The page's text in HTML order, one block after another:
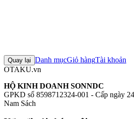
Quay lại Danh mụcGiỏ hàngTài khoản
OTAKU.vn
HỘ KINH DOANH SONNDC
GPKD số 8598712324-001 - Cấp ngày
Nam Sách